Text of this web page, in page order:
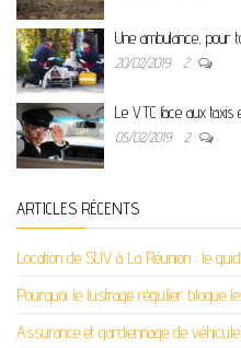
Une ambulance, pour
20/02/2019 2
Le VTC face aux taxis
05/02/2019 2
ARTICLES RÉCENTS
Location de SUV à La Réunion : le
Pourquoi le lustrage régulier bloque
Assurance et gardiennage de